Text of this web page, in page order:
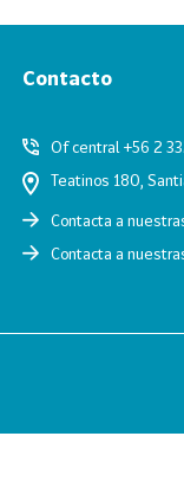
Contacto
Of central +56 2
Teatinos 180,
Contacta a
Contacta a